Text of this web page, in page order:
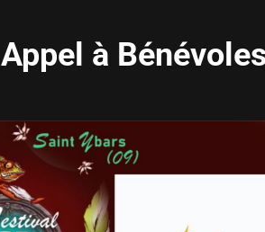
Appel à